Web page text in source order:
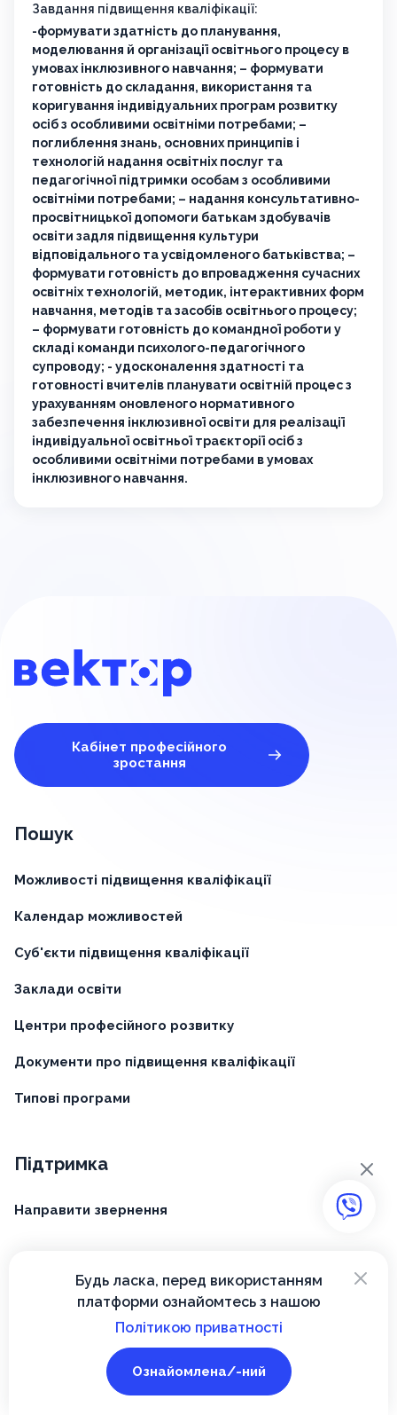
Завдання підвищення кваліфікації:
-формувати здатність до планування,
моделювання й організації освітнього процесу в
умовах інклюзивного навчання; – формувати
готовність до складання, використання та
коригування індивідуальних програм розвитку
осіб з особливими освітніми потребами; –
поглиблення знань, основних принципів і
технологій надання освітніх послуг та
педагогічної підтримки особам з особливими
освітніми потребами; – надання консультативно-
просвітницької допомоги батькам здобувачів
освіти задля підвищення культури
відповідального та усвідомленого батьківства; –
формувати готовність до впровадження сучасних
освітніх технологій, методик, інтерактивних форм
навчання, методів та засобів освітнього процесу;
– формувати готовність до командної роботи у
складі команди психолого-педагогічного
супроводу; - удосконалення здатності та
готовності вчителів планувати освітній процес з
урахуванням оновленого нормативного
забезпечення інклюзивної освіти для реалізації
індивідуальної освітньої траєкторії осіб з
особливими освітніми потребами в умовах
інклюзивного навчання.
Кабінет професійного
зростання
Пошук
Можливості підвищення кваліфікації
Календар можливостей
Суб'єкти підвищення кваліфікації
Заклади освіти
Центри професійного розвитку
Документи про підвищення кваліфікації
Типові програми
Підтримка
Направити звернення
Про платформу
Що таке Вектор
Політика приватності
×
Будь ласка, перед використанням
платформи ознайомтесь з нашою
Політикою приватності
Ознайомлена/-ний
×